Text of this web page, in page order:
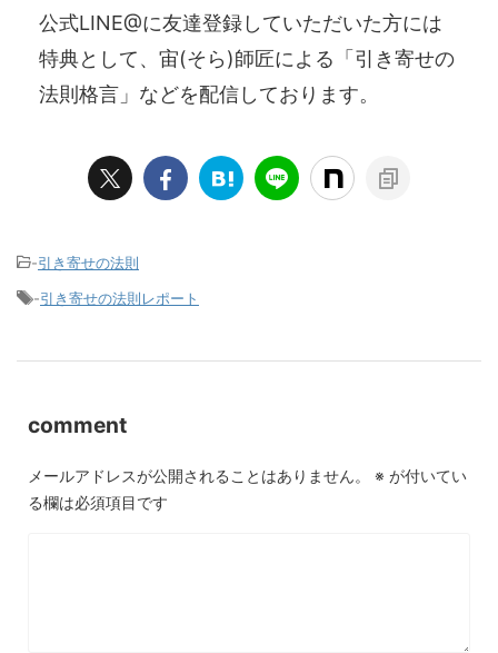
公式LINE@に友達登録していただいた方には
特典として、宙(そら)師匠による「引き寄せの
法則格言」などを配信しております。
-引き寄せの法則
-引き寄せの法則レポート
comment
メールアドレスが公開されることはありません。 ※ が付いてい
る欄は必須項目です